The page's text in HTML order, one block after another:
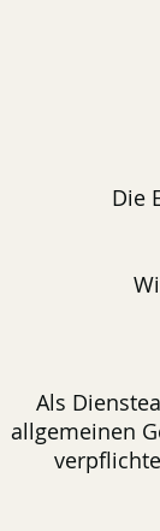
Die
Als
allgemeinen